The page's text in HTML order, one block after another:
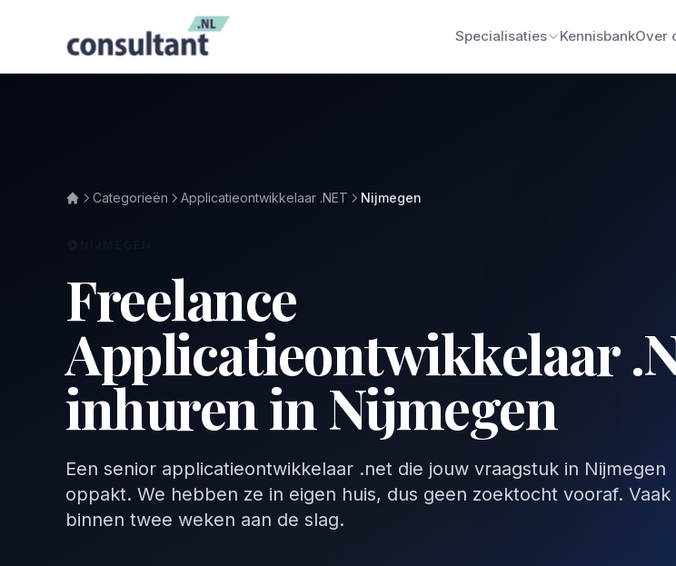
Specialisaties KennisbankOver
Categorieën Applicatieontwikkelaar .NET Nijmegen
Freelance
Applicatieontwikkelaar
inhuren in Nijmegen
Een senior applicatieontwikkelaar .net die jouw vraagstuk in Nijmegen
oppakt. We hebben ze in eigen huis, dus geen zoektocht vooraf. Vaak
binnen twee weken aan de slag.